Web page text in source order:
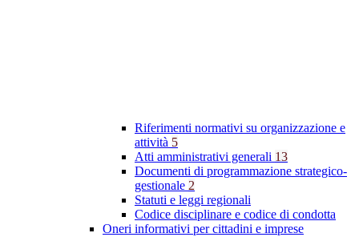
Riferimenti normativi su organizzazione e
attività 5
Atti amministrativi generali 13
Documenti di programmazione strategico-
gestionale 2
Statuti e leggi regionali
Codice disciplinare e codice di condotta
Oneri informativi per cittadini e imprese